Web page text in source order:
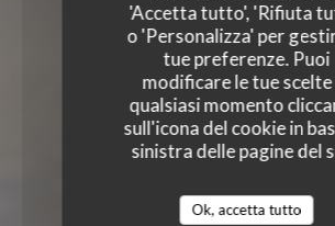
'Accetta tutto', 'Rifiuta
o 'Personalizza' per
tue preferenze. Puoi
modificare le tue scelte
qualsiasi momento
sull'icona del cookie in
sinistra delle pagine del
Ok, accetta tutto